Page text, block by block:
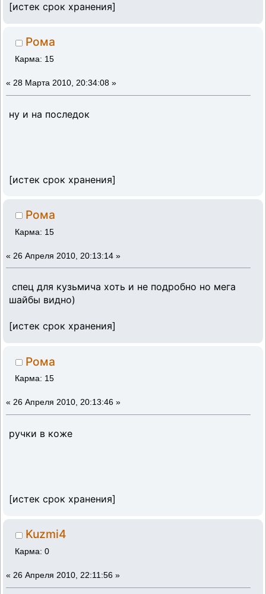
[истек срок хранения]
Рома
Карма: 15
« 28 Марта 2010, 20:34:08 »
ну и на последок
[истек срок хранения]
Рома
Карма: 15
« 26 Апреля 2010, 20:13:14 »
спец для кузьмича хоть и не подробно но мега
шайбы видно)
[истек срок хранения]
Рома
Карма: 15
« 26 Апреля 2010, 20:13:46 »
ручки в коже
[истек срок хранения]
Kuzmi4
Карма: 0
« 26 Апреля 2010, 22:11:56 »